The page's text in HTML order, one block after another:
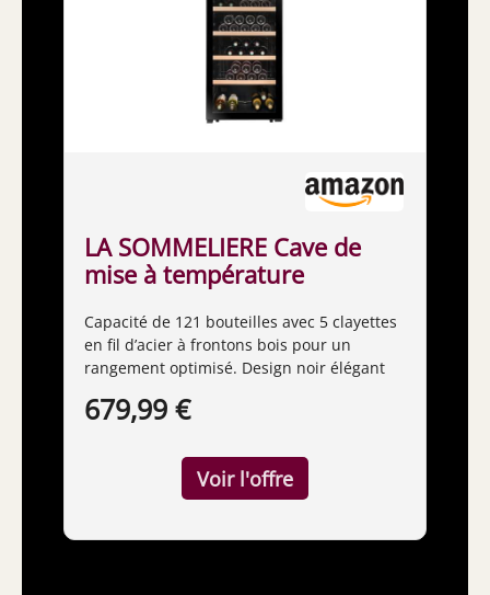
LA SOMMELIERE Cave de
mise à température
Capacité de 121 bouteilles avec 5 clayettes
en fil d’acier à frontons bois pour un
rangement optimisé. Design noir élégant
pour une protection maximale.
à un thermomètre digital précis. Système
de froid brassé assurant une répartition
homogène de la température dans toute la
679,99 €